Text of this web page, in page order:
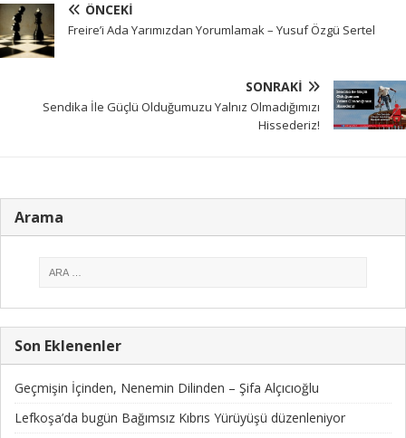
ÖNCEKI
Freire’i Ada Yarımızdan Yorumlamak – Yusuf Özgü Sertel
SONRAKI
Sendika İle Güçlü Olduğumuzu Yalnız Olmadığımızı
Hissederiz!
Arama
Son Eklenenler
Geçmişin İçinden, Nenemin Dilinden – Şifa Alçıcıoğlu
Lefkoşa’da bugün Bağımsız Kıbrıs Yürüyüşü düzenleniyor